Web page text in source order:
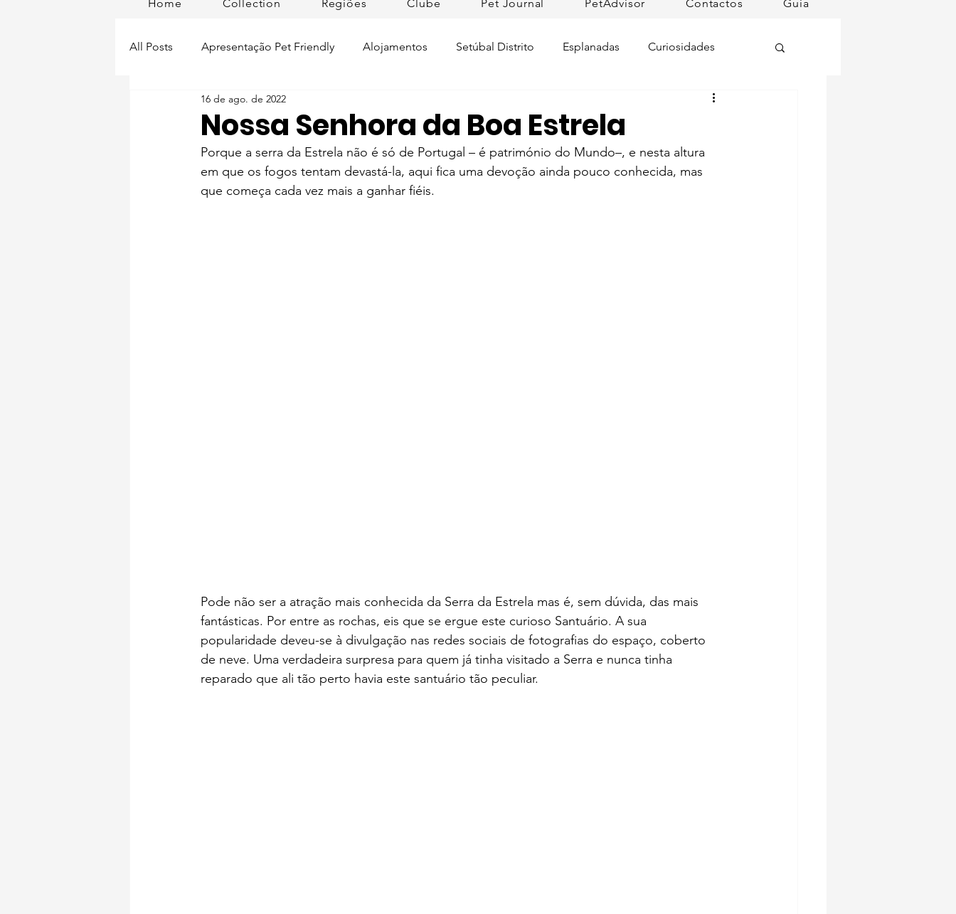
Home Collection Regiões Clube Pet Journal PetAdvisor Contactos Guia
All Posts Apresentação Pet Friendly Alojamentos Setúbal Distrito Esplanadas Curiosidades
Pet Passeios Acessórios
Lisboa Distrito Produtos Raças de Cães Lojas Pet Friendly Tradições Lugares instagramáveis
Nossa Senhora da Boa Estrela
16 de ago. de 2022
Porque a serra da Estrela não é só de Portugal – é património do Mundo–, e nesta altura
em que os fogos tentam devastá-la, aqui fica uma devoção ainda pouco conhecida, mas
que começa cada vez mais a ganhar fiéis.
Pode não ser a atração mais conhecida da Serra da Estrela mas é, sem dúvida, das mais
fantásticas. Por entre as rochas, eis que se ergue este curioso Santuário. A sua
popularidade deveu-se à divulgação nas redes sociais de fotografias do espaço, coberto
de neve. Uma verdadeira surpresa para quem já tinha visitado a Serra e nunca tinha
reparado que ali tão perto havia este santuário tão peculiar.